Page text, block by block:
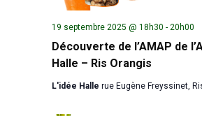
Découverte de l’AMAP de
Halle – Ris Orangis
19 septembre 2025 @ 18h30 - 20h00
L'idée Halle rue Eugène Freyssinet,